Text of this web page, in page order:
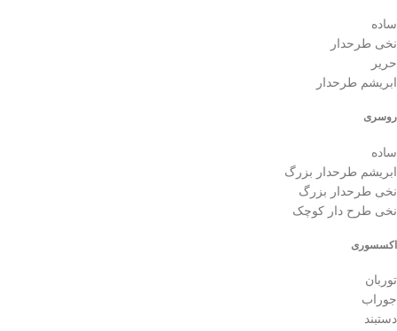
ساده
نخی طرحدار
حریر
ابریشم طرحدار
روسری
ساده
ابریشم طرحدار بزرگ
نخی طرحدار بزرگ
نخی طرح دار کوچک
اکسسوری
توربان
جوراب
دستبند